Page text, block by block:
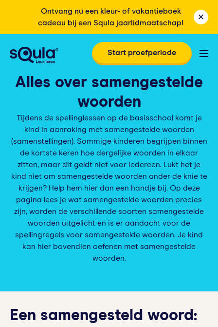
Ontvang nu een kleur- of vakantieboek
cadeau bij een Squla jaarlidmaatschap!
Start proefperiode
Alles over samengestelde
woorden
Tijdens de spellinglessen op de basisschool komt je
kind in aanraking met samengestelde woorden
(samenstellingen). Sommige kinderen begrijpen binnen
de kortste keren hoe dergelijke woorden in elkaar
zitten, maar dit geldt niet voor iedereen. Lukt het je
kind niet om samengestelde woorden onder de knie te
krijgen? Help hem hier dan een handje bij. Op deze
pagina lees je wat samengestelde woorden precies
zijn, worden de verschillende soorten samengestelde
woorden uitgelicht en is er aandacht voor de
spellingregels voor samengestelde woorden. Je kind
kan hier bovendien oefenen met samengestelde
woorden.
Een samengesteld woord: